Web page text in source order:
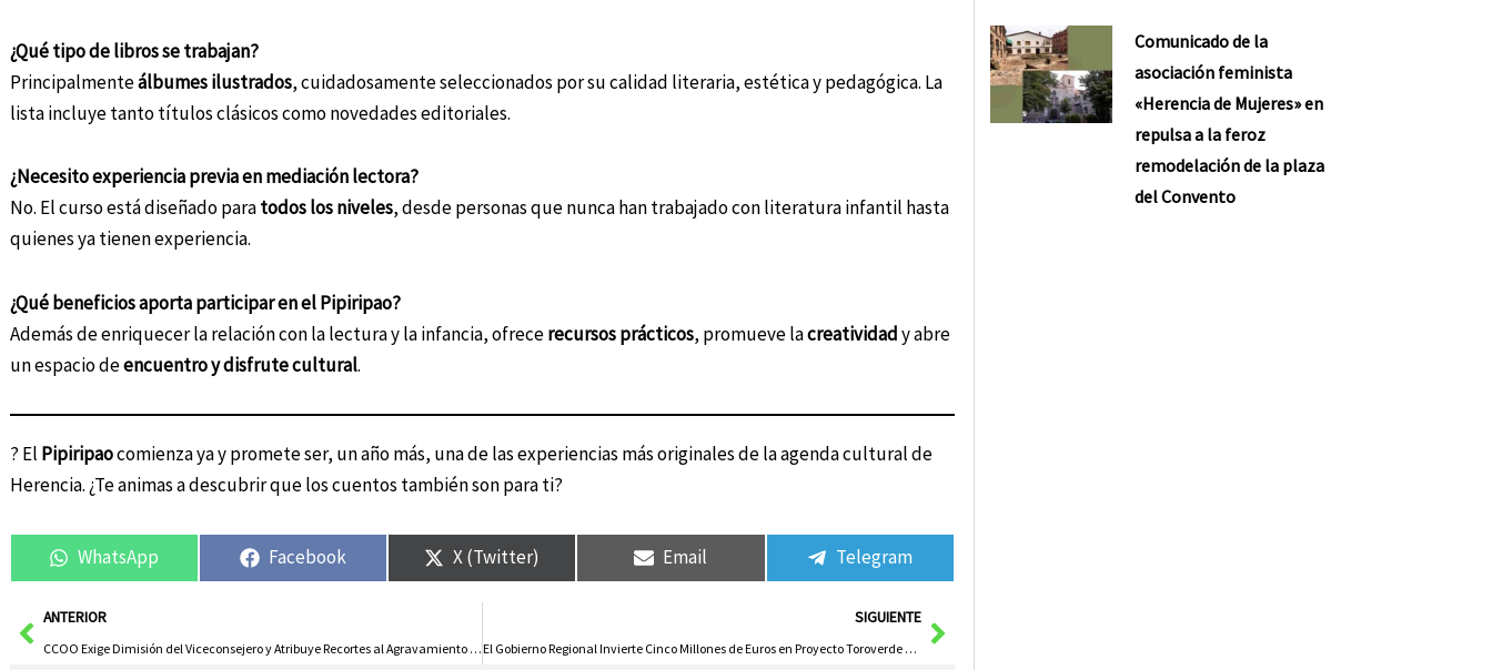
¿Qué tipo de libros se trabajan?
Principalmenteálbumes ilustrados, cuidadosamente seleccionados por su calidad literaria, estética y pedagógica. La
lista incluye tanto títulos clásicos como novedades editoriales.
¿Necesito experiencia previa en mediación lectora?
No. El curso está diseñado paratodos los niveles, desde personas que nunca han trabajado con literatura infantil hasta
quienes ya tienen experiencia.
¿Qué beneficios aporta participar en el Pipiripao?
Además de enriquecer la relación con la lectura y la infancia, ofrecerecursos prácticos, promueve lacreatividady abre
un espacio deencuentro y disfrute cultural.
? El Pipiripaocomienza ya y promete ser, un año más, una de las experiencias más originales de la agenda cultural de
Herencia. ¿Te animas a descubrir que los cuentos también son para ti?
WhatsApp Facebook X (Twitter) Email Telegram
AntANTERIOR
CCOO Exige Dimisión del Viceconsejero y Atribuye Recortes al Agravamiento del Incendio de Peñalba
SIGUIENTE
El Gobierno Regional Invierte Cinco Millones de Euros en Proyecto Toroverde en Cuenca
Siguiente
Comunicado de la
asociación feminista
«Herencia de Mujeres» en
repulsa a la feroz
remodelación de la plaza
del Convento